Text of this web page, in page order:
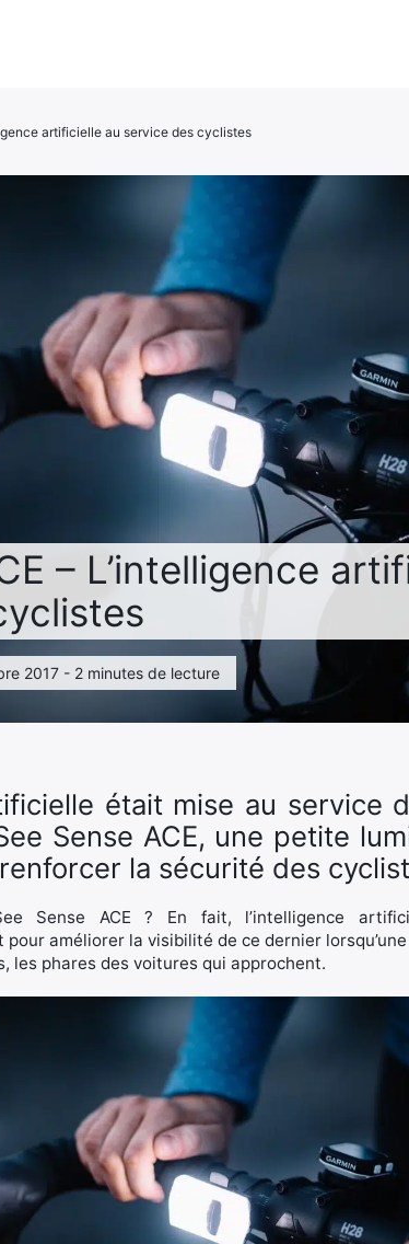
– L’intelligence
2017 - 2 minutes de lecture
artificielle au service des cyclistes
était mise au service
Sense ACE, une petite
la sécurité des
Sense ACE ? En fait, l’intelligence
améliorer la visibilité de ce dernier
les phares des voitures qui approchent.